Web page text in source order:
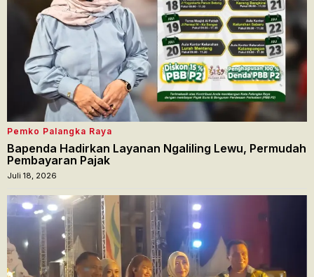
Pemko Palangka Raya
Bapenda Hadirkan Layanan Ngaliling Lewu, Permudah
Pembayaran Pajak
Juli 18, 2026